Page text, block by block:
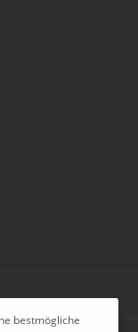
bestmögliche